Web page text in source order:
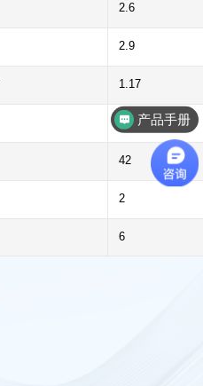
2.6
2.9
1.17
224
42
2
6
产品手册